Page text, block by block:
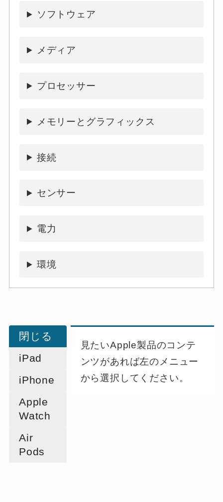
ソフトウェア
メディア
プロセッサー
メモリーとグラフィックス
接続
センサー
電力
環境
閉じる
iPad
iPhone
Apple
Watch
Air
Pods
見たいApple製品のコンテ
ンツがあれば左のメニュー
から選択してください。